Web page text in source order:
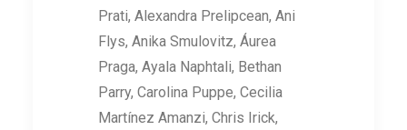
Prati, Alexandra Prelipcean, Ani
Flys, Anika Smulovitz, Áurea
Praga, Ayala Naphtali, Bethan
Parry, Carolina Puppe, Cecilia
Martínez Amanzi, Chris Irick,